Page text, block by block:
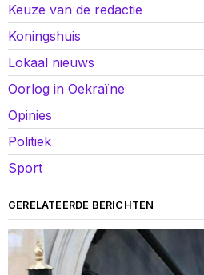
Keuze van de redactie
Koningshuis
Lokaal nieuws
Oorlog in Oekraïne
Opinies
Politiek
Sport
GERELATEERDE BERICHTEN